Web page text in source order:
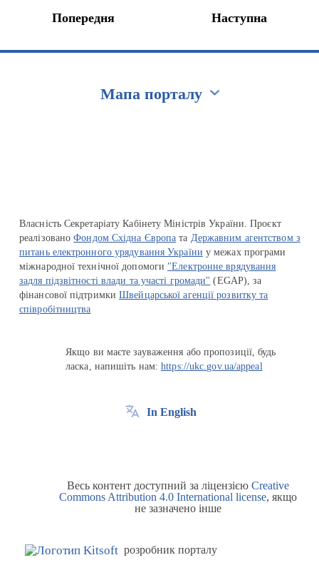
Попередня Наступна
Мапа порталу
Власність Секретаріату Кабінету Міністрів України. Проєкт
реалізованоФондом Східна Європа та Державним агентством з
питань електронного урядування України у межах програми
міжнародної технічної допомоги "Електронне врядування
задля підзвітності влади та участі громади" (EGAP), за
фінансової підтримкиШвейцарської агенції розвитку та
співробітництва
Якщо ви маєте зауваження або пропозиції, будь
ласка, напишіть нам:https://ukc.gov.ua/appeal
In English
Весь контент доступний за ліцензією Creative
Commons Attribution 4.0 International license, якщо
не зазначено інше
розробник порталу